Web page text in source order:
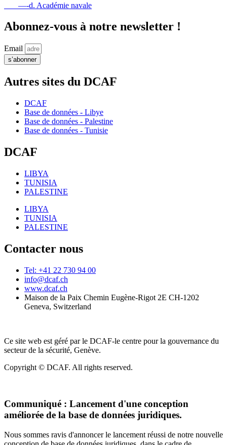
—-d. Académie navale
Abonnez-vous à notre newsletter !
Email
s’abonner
Autres sites du DCAF
DCAF
Base de données - Libye
Base de données - Palestine
Base de données - Tunisie
DCAF
LIBYA
TUNISIA
PALESTINE
LIBYA
TUNISIA
PALESTINE
Contacter nous
Tel: +41 22 730 94 00
info@dcaf.ch
www.dcaf.ch
Maison de la Paix Chemin Eugène-Rigot 2E CH-1202
Geneva, Switzerland
Ce site web est géré par le DCAF-le centre pour la gouvernance du
secteur de la sécurité, Genève.
Copyright © DCAF. All rights reserved.
Communiqué : Lancement d'une conception
améliorée de la base de données juridiques.
Nous sommes ravis d'annoncer le lancement réussi de notre nouvelle